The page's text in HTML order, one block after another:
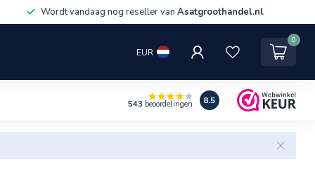
Wordt vandaag nog reseller van Asatgroothandel.nl
EUR
0
543 beoordelingen 8.5